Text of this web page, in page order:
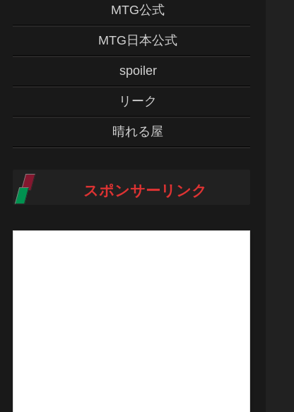
MTG公式
MTG日本公式
spoiler
リーク
晴れる屋
スポンサーリンク